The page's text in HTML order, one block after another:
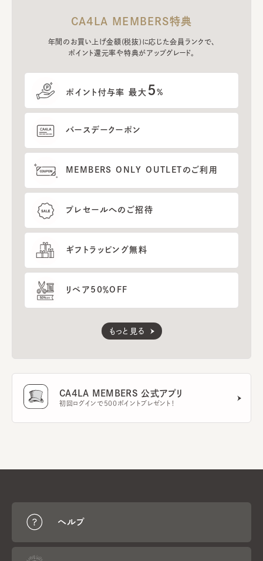
CA4LA MEMBERS特典
年間のお買い上げ金額(税抜)に応じた会員ランクで、
ポイント還元率や特典がアップグレード。
ポイント付与率 最大 5%
バースデークーポン
MEMBERS ONLY OUTLETのご利用
プレセールへのご招待
ギフトラッピング無料
リペア50％OFF
もっと見る
CA4LA MEMBERS 公式アプリ
初回ログインで500ポイントプレゼント！
ヘルプ